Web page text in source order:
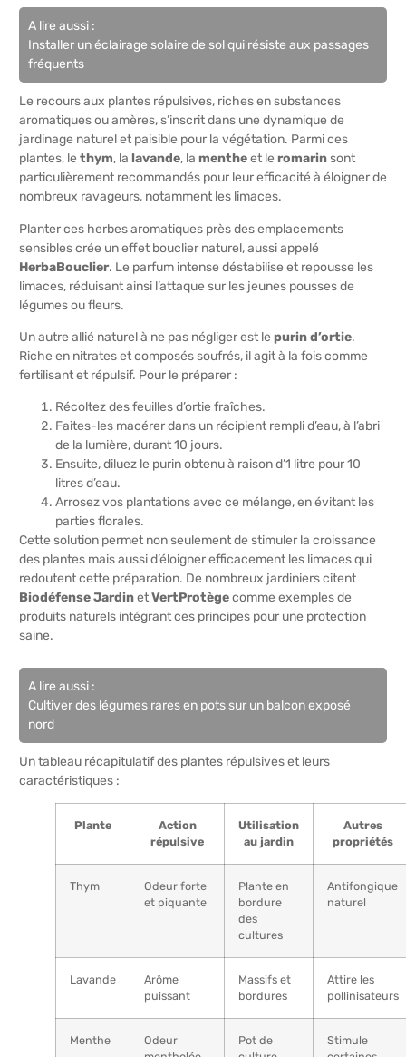
A lire aussi :
Installer un éclairage solaire de sol qui résiste aux passages
fréquents
Le recours aux plantes répulsives, riches en substances
aromatiques ou amères, s’inscrit dans une dynamique de
jardinage naturel et paisible pour la végétation. Parmi ces
plantes, le thym, la lavande, la mentheet le romarinsont
particulièrement recommandés pour leur efficacité à éloigner de
nombreux ravageurs, notamment les limaces.
Planter ces herbes aromatiques près des emplacements
sensibles crée un effet bouclier naturel, aussi appelé
HerbaBouclier. Le parfum intense déstabilise et repousse les
limaces, réduisant ainsi l’attaque sur les jeunes pousses de
légumes ou fleurs.
Un autre allié naturel à ne pas négliger est le purin d’ortie.
Riche en nitrates et composés soufrés, il agit à la fois comme
fertilisant et répulsif. Pour le préparer :
Récoltez des feuilles d’ortie fraîches.
Faites-les macérer dans un récipient rempli d’eau, à l’abri
de la lumière, durant 10 jours.
Ensuite, diluez le purin obtenu à raison d’1 litre pour 10
litres d’eau.
Arrosez vos plantations avec ce mélange, en évitant les
parties florales.
Cette solution permet non seulement de stimuler la croissance
des plantes mais aussi d’éloigner efficacement les limaces qui
redoutent cette préparation. De nombreux jardiniers citent
Biodéfense JardinetVertProtègecomme exemples de
produits naturels intégrant ces principes pour une protection
saine.
A lire aussi :
Cultiver des légumes rares en pots sur un balcon exposé
nord
Un tableau récapitulatif des plantes répulsives et leurs
caractéristiques :
Plante
Action
répulsive
Utilisation
au jardin
Autres
propriétés
Thym
Odeur forte
et piquante
Plante en
bordure
des
cultures
Antifongique
naturel
Lavande
Arôme
puissant
Massifs et
bordures
Attire les
pollinisateurs
Menthe
Odeur
Pot de
Stimule